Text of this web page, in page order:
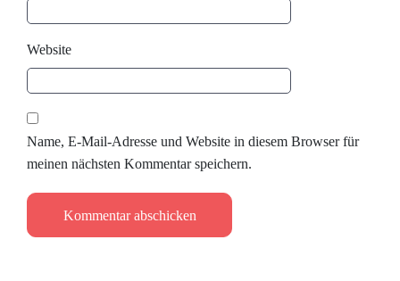
Website
Name, E-Mail-Adresse und Website in diesem Browser für
meinen nächsten Kommentar speichern.